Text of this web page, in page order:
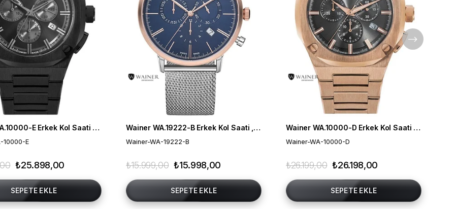
Wainer WA.10000-E Erkek Kol Saati , Swiss Made , Safir Cam
10000-E
₺25.898,00
SEPETE EKLE
Wainer WA.19222-B Erkek Kol Saati , Swiss Made , Safir Cam
Wainer-WA-19222-B
₺15.998,00
₺15.999,00
SEPETE EKLE
Wainer WA.10000-D Erkek Kol Saati , Swiss Made , Safir Cam
Wainer-WA-10000-D
₺26.198,00
₺26.199,00
SEPETE EKLE